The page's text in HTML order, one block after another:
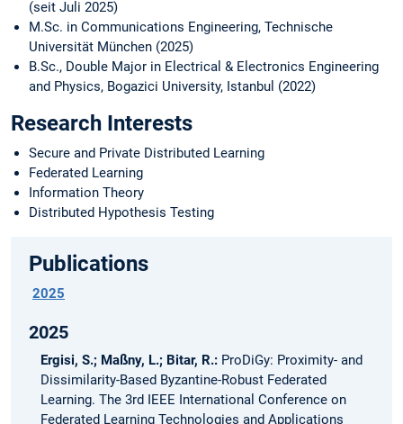
(seit Juli 2025)
M.Sc. in Communications Engineering, Technische
Universität München (2025)
B.Sc., Double Major in Electrical & Electronics Engineering
and Physics, Bogazici University, Istanbul (2022)
Research Interests
Secure and Private Distributed Learning
Federated Learning
Information Theory
Distributed Hypothesis Testing
Publications
2025
2025
Ergisi, S.; Maßny, L.; Bitar, R.: ProDiGy: Proximity- and
Dissimilarity-Based Byzantine-Robust Federated
Learning. The 3rd IEEE International Conference on
Federated Learning Technologies and Applications